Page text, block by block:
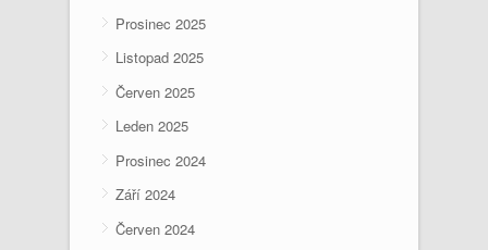
Prosinec 2025
Listopad 2025
Červen 2025
Leden 2025
Prosinec 2024
Září 2024
Červen 2024